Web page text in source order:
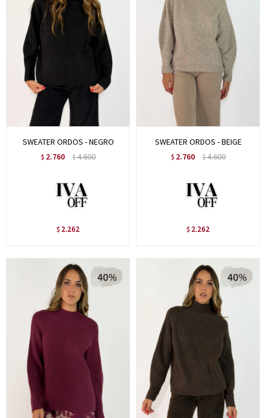
SWEATER ORDOS - NEGRO
$ 2.760 $4.600
$ 2.262
SWEATER ORDOS - BEIGE
$ 2.760 $4.600
$ 2.262